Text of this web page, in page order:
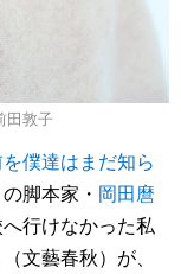
田敦子
僕達はまだ知ら
脚本家・ 岡田麿
行けなかった私
文藝春秋）が、